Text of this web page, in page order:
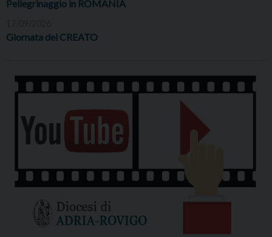
Pellegrinaggio in ROMANIA
Giornata del CREATO